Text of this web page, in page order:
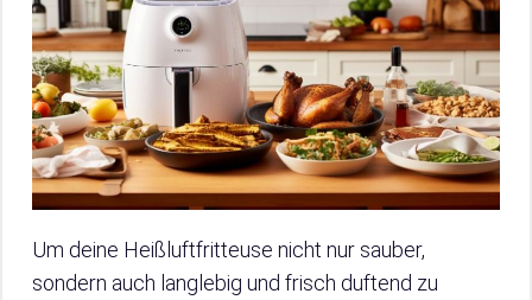
Um deine Heißluftfritteuse nicht nur sauber,
sondern auch langlebig und frisch duftend zu